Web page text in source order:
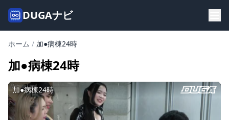
DUGAナビ
ホーム / 加●病棟24時
加●病棟24時